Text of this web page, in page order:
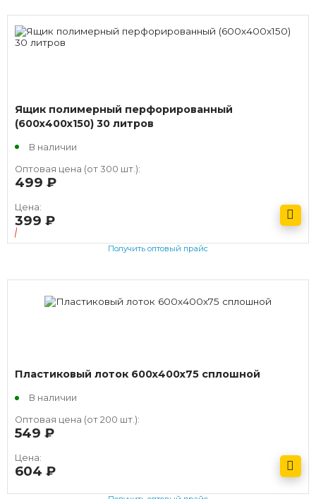
Ящик полимерный перфорированный
(600х400х150) 30 литров
В наличии
Оптовая цена (от 300 шт.):
499
Цена:
399
Получить оптовый прайс
Пластиковый лоток 600х400х75 сплошной
В наличии
Оптовая цена (от 200 шт.):
549
Цена:
604